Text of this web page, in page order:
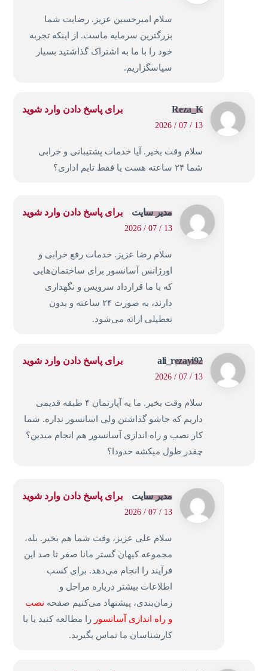
سلام امیرحسین عزیز. رضایت شما
بزرگترین سرمایه ماست. از اینکه تجربه
خود را با ما به اشتراک گذاشتید بسیار
سپاسگزاریم.
Reza_K
13 / 07 / 2026
سلام وقت بخیر. آیا خدمات پشتیبانی و خرابی
شما ۲۴ ساعته هست یا فقط تایم اداری؟
برای پاسخ دادن وارد شوید
مدیر سایت
13 / 07 / 2026
سلام رضا عزیز. خدمات رفع خرابی و
اورژانس آسانسور برای ساختمان‌هایی
که با ما قرارداد سرویس و نگهداری
دارند، به صورت ۲۴ ساعته و بدون
تعطیلی ارائه می‌شود.
برای پاسخ دادن وارد شوید
ali_rezayi92
13 / 07 / 2026
سلام وقت بخیر. ما یه آپارتمان ۴ طبقه قدیمی
داریم که جاشو گذاشتن ولی اسانسور نداره. شما
کار نصب و راه اندازی آسانسور هم انجام میدین؟
چقدر طول میکشه حدودا؟
برای پاسخ دادن وارد شوید
مدیر سایت
13 / 07 / 2026
سلام علی عزیز، وقت شما هم بخیر. بله،
مجموعه کیهان گستر مانا صفر تا صد این
فرآیند را انجام می‌دهد. برای کسب
اطلاعات بیشتر درباره مراحل و
زمان‌بندی، پیشنهاد می‌کنیم صفحه نصب
و راه اندازی آسانسور را مطالعه کنید یا با
کارشناسان ما تماس بگیرید.
برای پاسخ دادن وارد شوید